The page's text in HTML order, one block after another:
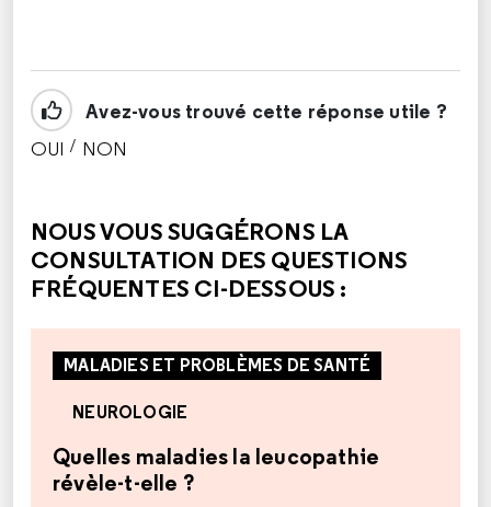
Avez-vous trouvé cette réponse utile ?
OUI / NON
NOUS VOUS SUGGÉRONS LA
CONSULTATION DES QUESTIONS
FRÉQUENTES CI-DESSOUS :
MALADIES ET PROBLÈMES DE SANTÉ
NEUROLOGIE
Quelles maladies la leucopathie
révèle-t-elle ?